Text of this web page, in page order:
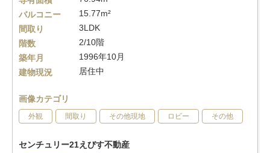
バルコニー
15.77m²
間取り
3LDK
階数
2/10階
築年月
1996年10月
建物現況
居住中
画像カテゴリ
外観 間取り その他現地 ロビー その他
センチュリー21えびす不動産